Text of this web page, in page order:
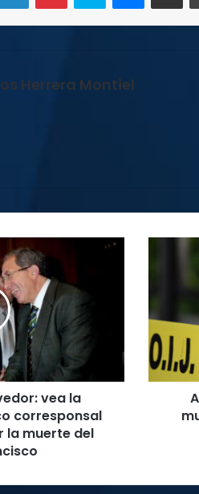
Herrera Montiel
vea la
corresponsal
la muerte del
un
y
una
persona